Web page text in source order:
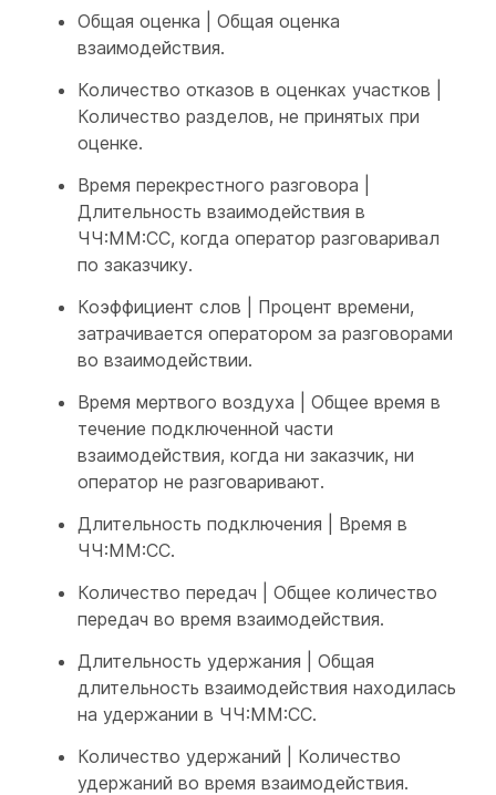
Общая оценка | Общая оценка
взаимодействия.
Количество отказов в оценках участков |
Количество разделов, не принятых при
оценке.
Время перекрестного разговора |
Длительность взаимодействия в
ЧЧ:ММ:СС, когда оператор разговаривал
по заказчику.
Коэффициент слов | Процент времени,
затрачивается оператором за разговорами
во взаимодействии.
Время мертвого воздуха | Общее время в
течение подключенной части
взаимодействия, когда ни заказчик, ни
оператор не разговаривают.
Длительность подключения | Время в
ЧЧ:ММ:СС.
Количество передач | Общее количество
передач во время взаимодействия.
Длительность удержания | Общая
длительность взаимодействия находилась
на удержании в ЧЧ:ММ:СС.
Количество удержаний | Количество
удержаний во время взаимодействия.